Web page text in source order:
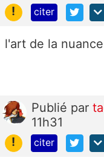
!
citer
l'art de la
Publié par
11h31
!
citer